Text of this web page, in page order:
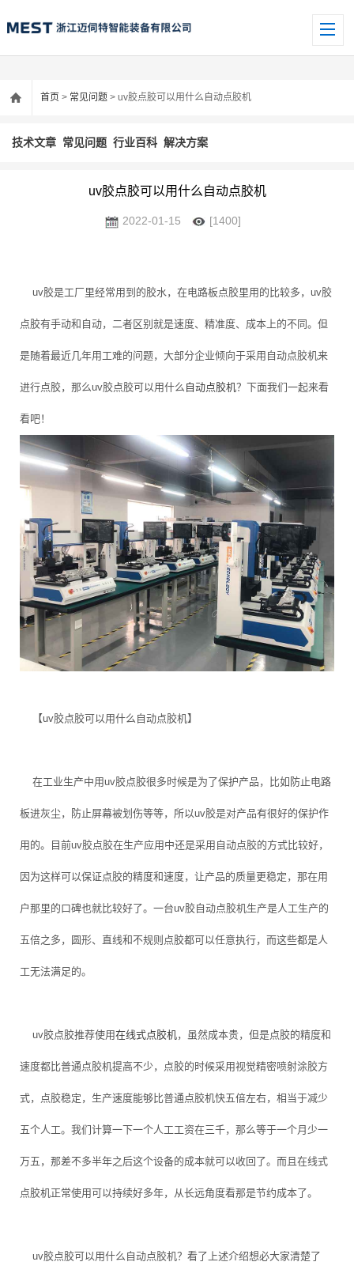
首页 > 常见问题 > uv胶点胶可以用什么自动点胶机
技术文章 常见问题 行业百科 解决方案
uv胶点胶可以用什么自动点胶机
2022-01-15 [1400]
uv胶是工厂里经常用到的胶水，在电路板点胶里用的比较多，uv胶
点胶有手动和自动，二者区别就是速度、精准度、成本上的不同。但
是随着最近几年用工难的问题，大部分企业倾向于采用自动点胶机来
进行点胶，那么uv胶点胶可以用什么 自动点胶机？下面我们一起来看
看吧！
【uv胶点胶可以用什么自动点胶机】
在工业生产中用uv胶点胶很多时候是为了保护产品，比如防止电路
板进灰尘，防止屏幕被划伤等等，所以uv胶是对产品有很好的保护作
用的。目前uv胶点胶在生产应用中还是采用自动点胶的方式比较好，
因为这样可以保证点胶的精度和速度，让产品的质量更稳定，那在用
户那里的口碑也就比较好了。一台uv胶自动点胶机生产是人工生产的
五倍之多，圆形、直线和不规则点胶都可以任意执行，而这些都是人
工无法满足的。
uv胶点胶推荐使用在线式点胶机，虽然成本贵，但是点胶的精度和
速度都比普通点胶机提高不少，点胶的时候采用视觉精密喷射涂胶方
式，点胶稳定，生产速度能够比普通点胶机快五倍左右，相当于减少
五个人工。我们计算一下一个人工工资在三千，那么等于一个月少一
万五，那差不多半年之后这个设备的成本就可以收回了。而且在线式
点胶机正常使用可以持续好多年，从长远角度看那是节约成本了。
uv胶点胶可以用什么自动点胶机？看了上述介绍想必大家清楚了